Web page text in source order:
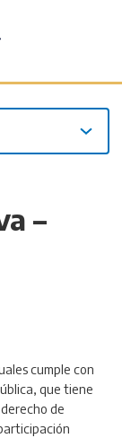
–
cumple con
que tiene
de